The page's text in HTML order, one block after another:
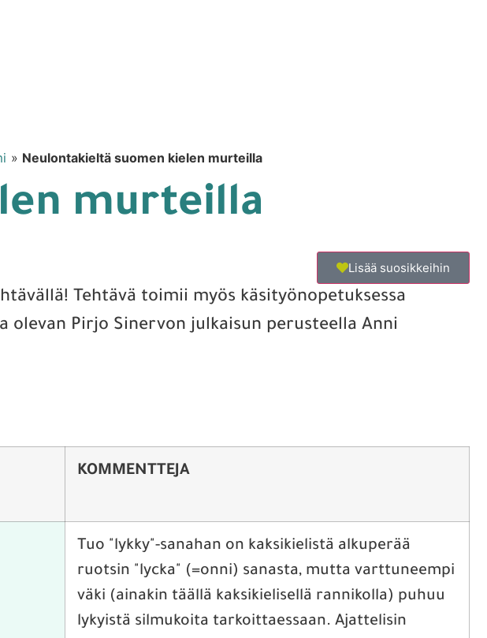
» Neulontakieltä suomen kielen murteilla
murteilla
Lisää suosikkeihin
Tehtävä toimii myös käsityönopetuksessa
olevan Pirjo Sinervon julkaisun perusteella Anni
KOMMENTTEJA
Tuo "lykky"-sanahan on kaksikielistä alkuperää
ruotsin "lycka" (=onni) sanasta, mutta varttuneempi
väki (ainakin täällä kaksikielisellä rannikolla) puhuu
lykyistä silmukoita tarkoittaessaan. Ajattelisin